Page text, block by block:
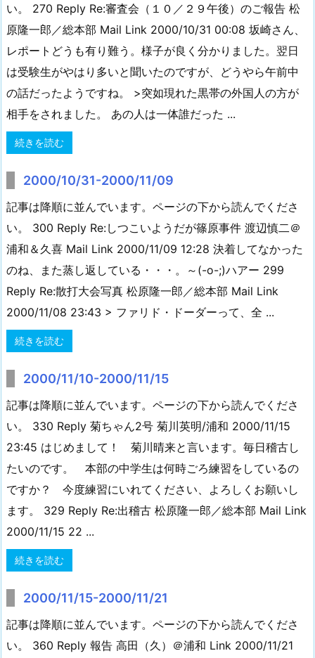
い。 270 Reply Re:審査会（１０／２９午後）のご報告 松
原隆一郎／総本部 Mail Link 2000/10/31 00:08 坂崎さん、
レポートどうも有り難う。様子が良く分かりました。翌日
は受験生がやはり多いと聞いたのですが、どうやら午前中
の話だったようですね。 >突如現れた黒帯の外国人の方が
相手をされました。 あの人は一体誰だった ...
続きを読む
2000/10/31-2000/11/09
記事は降順に並んでいます。ページの下から読んでくださ
い。 300 Reply Re:しつこいようだが篠原事件 渡辺慎二＠
浦和＆久喜 Mail Link 2000/11/09 12:28 決着してなかった
のね、また蒸し返している・・・。～(-o-;)ハアー 299
Reply Re:散打大会写真 松原隆一郎／総本部 Mail Link
2000/11/08 23:43 > ファリド・ドーダーって、全 ...
続きを読む
2000/11/10-2000/11/15
記事は降順に並んでいます。ページの下から読んでくださ
い。 330 Reply 菊ちゃん2号 菊川英明/浦和 2000/11/15
23:45 はじめまして！ 菊川晴来と言います。毎日稽古し
たいのです。 本部の中学生は何時ごろ練習をしているの
ですか？ 今度練習にいれてください、よろしくお願いし
ます。 329 Reply Re:出稽古 松原隆一郎／総本部 Mail Link
2000/11/15 22 ...
続きを読む
2000/11/15-2000/11/21
記事は降順に並んでいます。ページの下から読んでくださ
い。 360 Reply 報告 高田（久）＠浦和 Link 2000/11/21